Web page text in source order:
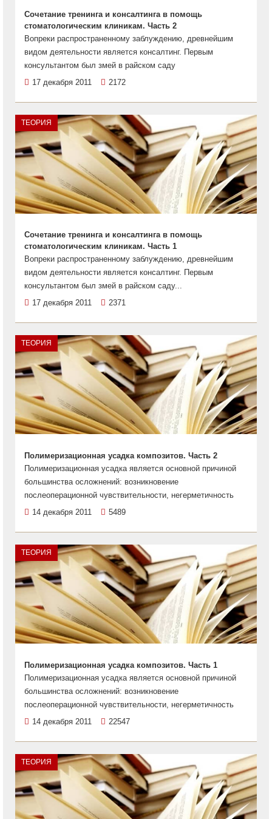
Сочетание тренинга и консалтинга в помощь
стоматологическим клиникам. Часть 2
Вопреки распространенному заблуждению, древнейшим
видом деятельности является консалтинг. Первым
консультантом был змей в райском саду
17 декабря 2011
2172
ТЕОРИЯ
Сочетание тренинга и консалтинга в помощь
стоматологическим клиникам. Часть 1
Вопреки распространенному заблуждению, древнейшим
видом деятельности является консалтинг. Первым
консультантом был змей в райском саду...
17 декабря 2011
2371
ТЕОРИЯ
Полимеризационная усадка композитов. Часть 2
Полимеризационная усадка является основной причиной
большинства осложнений: возникновение
послеоперационной чувствительности, негерметичность
14 декабря 2011
5489
ТЕОРИЯ
Полимеризационная усадка композитов. Часть 1
Полимеризационная усадка является основной причиной
большинства осложнений: возникновение
послеоперационной чувствительности, негерметичность
14 декабря 2011
22547
ТЕОРИЯ